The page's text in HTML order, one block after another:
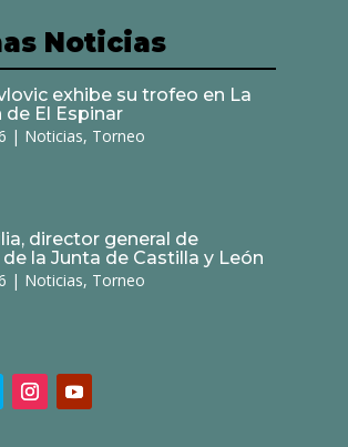
Noticias
exhibe su trofeo en La
de El Espinar
| Noticias, Torneo
director general de
la Junta de Castilla y León
| Noticias, Torneo